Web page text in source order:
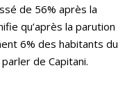
de 56% après la
qu’après la parution
6% des habitants du
de Capitani.